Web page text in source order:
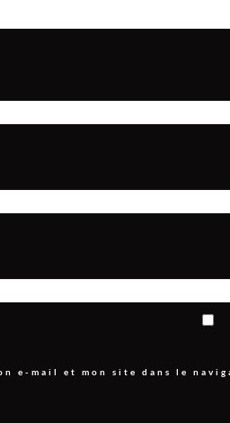
e-mail et mon site dans le